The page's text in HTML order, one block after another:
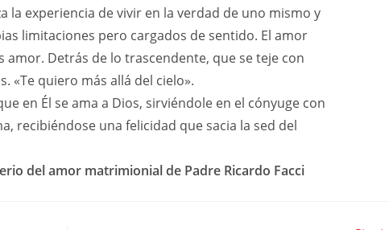
la experiencia de vivir en la verdad de uno mismo y
limitaciones pero cargados de sentido. El amor
amor. Detrás de lo trascendente, que se teje con
«Te quiero más allá del cielo».
en Él se ama a Dios, sirviéndole en el cónyuge con
recibiéndose una felicidad que sacia la sed del
del amor matrimionial de Padre Ricardo Facci